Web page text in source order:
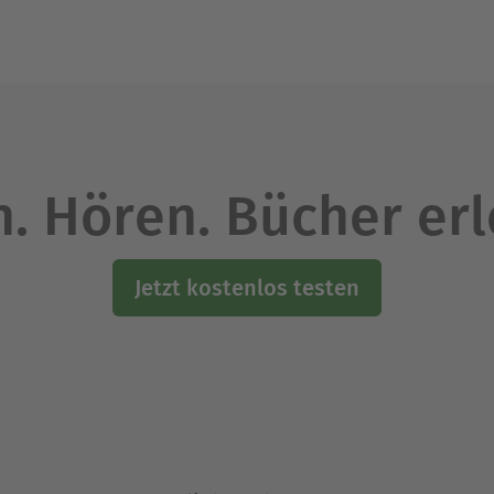
Hören. Bücher
Jetzt kostenlos testen